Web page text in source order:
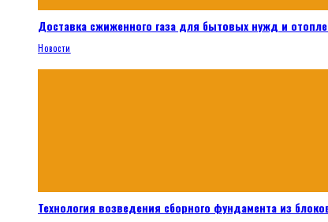
Доставка сжиженного газа для бытовых нужд и
Новости
Технология возведения сборного фундамента из